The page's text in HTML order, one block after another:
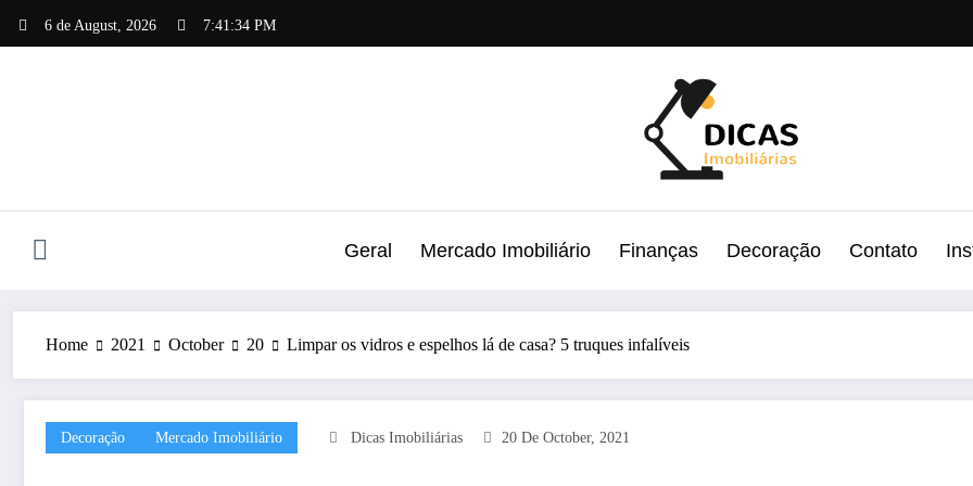
6 de August, 2026 7:41:35 PM
Geral Mercado Imobiliário Finanças Decoração Contato
Home 2021 October 20 Limpar os vidros e espelhos lá de casa? 5 truques infalíveis
Decoração Mercado Imobiliário Dicas Imobiliárias 20 De October, 2021